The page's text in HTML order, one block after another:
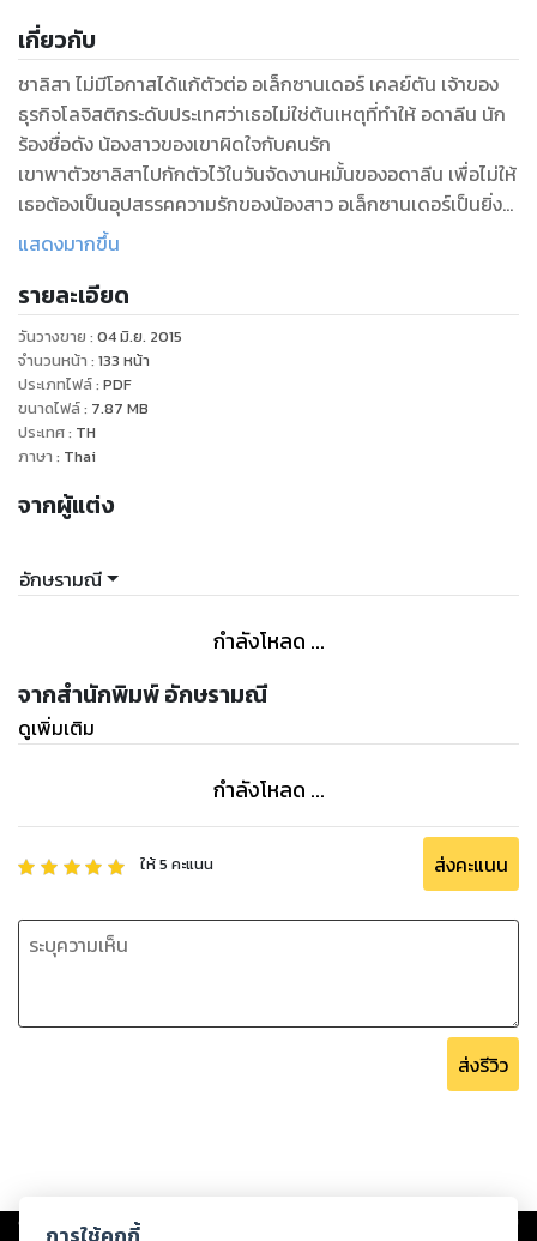
เกี่ยวกับ
ชาลิสา ไม่มีโอกาสได้แก้ตัวต่อ อเล็กซานเดอร์ เคลย์ตัน เจ้าของ
ธุรกิจโลจิสติกระดับประเทศว่าเธอไม่ใช่ต้นเหตุที่ทำให้ อดาลีน นัก
ร้องชื่อดัง น้องสาวของเขาผิดใจกับคนรัก
เขาพาตัวชาลิสาไปกักตัวไว้ในวันจัดงานหมั้นของอดาลีน เพื่อไม่ให้
เธอต้องเป็นอุปสรรคความรักของน้องสาว อเล็กซานเดอร์เป็นยิ่ง
กว่าจอมอสูร เขาแสดงความเกลียดชังต่อเธอสารพัด เห็นเธอเป็น
มารยา แต่เพราะความดื้อดึงดัน ทำให้เขาลงทัณฑ์เธอเป็นเชลย
เสน่หา
หากก็ไม่อาจปฏิเสธหัวใจตัวเองได้เลยว่า เธอทำให้เขาหวั่นไหวแค่
ไหนยามได้อยู่ใกล้ชิด
“อเล็กซานเดอร์...ปล่อยนะ...ฉันเกลียดคุณ...อา...ปล่อยฉัน”
ไม่ว่ามันจะเป็นความตั้งใจหรือไม่ตั้งใจแต่ร่างกายของเธอก็ได้
และรุ่มร้อนที่เธอไม่ปรารถนา มันรุมเร้าเธอตลอดเวลาที่ปากและผิว
ช่างน่าอับอายอะไรอย่างนี้...ชาลิสาอยากจะตายไปเสียให้ได้ ร่างกาย
ของเธอกำลังจะเปลือยเปล่าหมดจดต่อหน้าเขา
ผู้ชายที่สาบานได้ว่าเธอเกลียดเขามากที่สุดในโลก
แสดงมากขึ้น
รายละเอียด
วันวางขาย : 04 มิ.ย. 2015
จำนวนหน้า : 133 หน้า
ประเภทไฟล์: PDF
ขนาดไฟล์: 7.87 MB
ประเทศ: TH
ภาษา : Thai
จากผู้แต่ง
อักษรามณี
กำลังโหลด ...
จากสำนักพิมพ์ อักษรามณี
ดูเพิ่มเติม
กำลังโหลด ...
ให้5 คะแนน ส่งคะแนน
ส่งรีวิว
Copyright © 2026